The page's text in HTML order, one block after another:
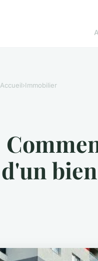
Accueil›Immobilier
d'un